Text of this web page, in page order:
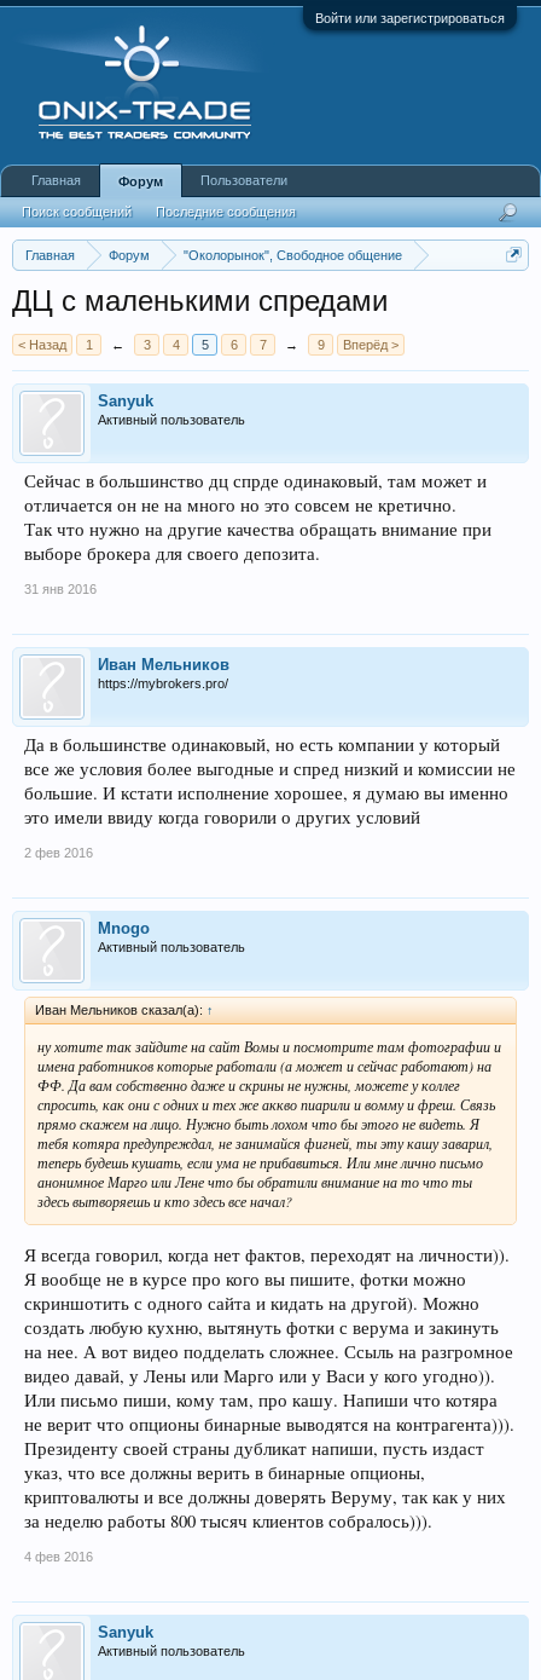
Войти или зарегистрироваться
Главная Форум
"Околорынок", Свободное общение
ДЦ с маленькими спредами
< Назад 1 ← 3 4 5 6 7 → 9 Вперёд >
Sanyuk
Активный пользователь
Сейчас в большинство дц спрде одинаковый, там может и
отличается он не на много но это совсем не кретично.
Так что нужно на другие качества обращать внимание при
выборе брокера для своего депозита.
31 янв 2016
Иван Мельников
https://mybrokers.pro/
Да в большинстве одинаковый, но есть компании у который
все же условия более выгодные и спред низкий и комиссии не
большие. И кстати исполнение хорошее, я думаю вы именно
это имели ввиду когда говорили о других условий
2 фев 2016
Mnogo
Активный пользователь
Иван Мельников сказал(а): ↑
ну хотите так зайдите на сайт Вомы и посмотрите там фотографии и
имена работников которые работали (а может и сейчас работают) на
ФФ. Да вам собственно даже и скрины не нужны, можете у коллег
спросить, как они с одних и тех же аккво пиарили и вомму и фреш. Связь
прямо скажем на лицо. Нужно быть лохом что бы этого не видеть. Я
тебя котяра предупреждал, не занимайся фигней, ты эту кашу заварил,
теперь будешь кушать, если ума не прибавиться. Или мне лично письмо
анонимное Марго или Лене что бы обратили внимание на то что ты
здесь вытворяешь и кто здесь все начал?
Я всегда говорил, когда нет фактов, переходят на личности)).
Я вообще не в курсе про кого вы пишите, фотки можно
скриншотить с одного сайта и кидать на другой). Можно
создать любую кухню, вытянуть фотки с верума и закинуть
на нее. А вот видео подделать сложнее. Ссыль на разгромное
видео давай, у Лены или Марго или у Васи у кого угодно)).
Или письмо пиши, кому там, про кашу. Напиши что котяра
не верит что опционы бинарные выводятся на контрагента))).
Президенту своей страны дубликат напиши, пусть издаст
указ, что все должны верить в бинарные опционы,
криптовалюты и все должны доверять Веруму, так как у них
за неделю работы 800 тысяч клиентов собралось))).
4 фев 2016
Sanyuk
Активный пользователь
Главная Форум
Поиск сообщений Последние сообщения
Пользователи